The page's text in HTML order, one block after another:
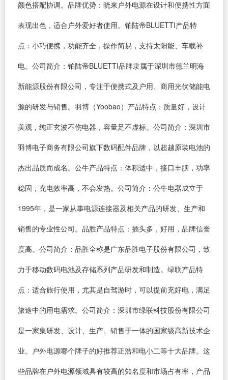
颜色搭配协调。品牌优势：晓来户外电源在设计和便携性方面
表现出色，适合户外爱好者使用。铂陆帝BLUETTI产品特
点：小巧便携，功能齐全，操作简易，支持太阳能、车载补
电。公司简介：铂陆帝BLUETTI品牌隶属于深圳市德兰明海
新能源股份有限公司，专注于便携式及户用、商用光伏储能电
源的研发与销售。羽博（Yoobao）产品特点：质量好，设计
美观，纯正玄波不伤电器，容量足不虚标。公司简介：深圳市
羽博电子商务有限公司旗下数码配件品牌，以超越原装电池的
杰出品质而成名。公牛产品特点：体积适中，接口丰腴，功率
稳固，充电效率高，不会发热。公司简介：公牛电器成立于
1995年，是一家从事电源连接器及相关产品的研发、生产和
销售的专业性公司。品胜产品特点：插头多，好用，品牌信誉
度高。公司简介：品胜全称是广东品胜电子股份有限公司，致
力于移动数码电池及存储系列产品研发和制造。绿联产品特
点：适合旅行使用，尤其是自驾游时，可以提前充好电，满足
旅途中的用电需求。公司简介：深圳市绿联科技股份有限公司
是一家集研发、设计、生产、销售于一体的国家级高新技术企
业。户外电源哪个牌子的好推荐正浩和电小二等十大品牌。这
些品牌在户外电源领域具有较高的知名度和市场占有率，产品